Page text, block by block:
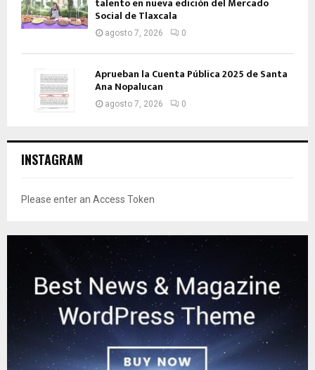
talento en nueva edición del Mercado
Social de Tlaxcala
agosto 7, 2026 0
Aprueban la Cuenta Pública 2025 de Santa
Ana Nopalucan
agosto 7, 2026 0
INSTAGRAM
Please enter an Access Token